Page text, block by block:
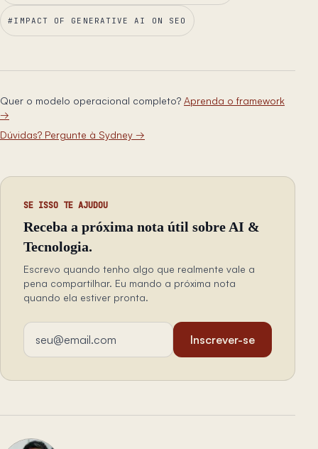
#IMPACT OF GENERATIVE AI ON SEO
Quer o modelo operacional completo? Aprenda o framework
→
Dúvidas? Pergunte à Sydney →
SE ISSO TE AJUDOU
Receba a próxima nota útil sobre AI &
Tecnologia.
Escrevo quando tenho algo que realmente vale a
pena compartilhar. Eu mando a próxima nota
quando ela estiver pronta.
Endereço de email
Inscrever-se